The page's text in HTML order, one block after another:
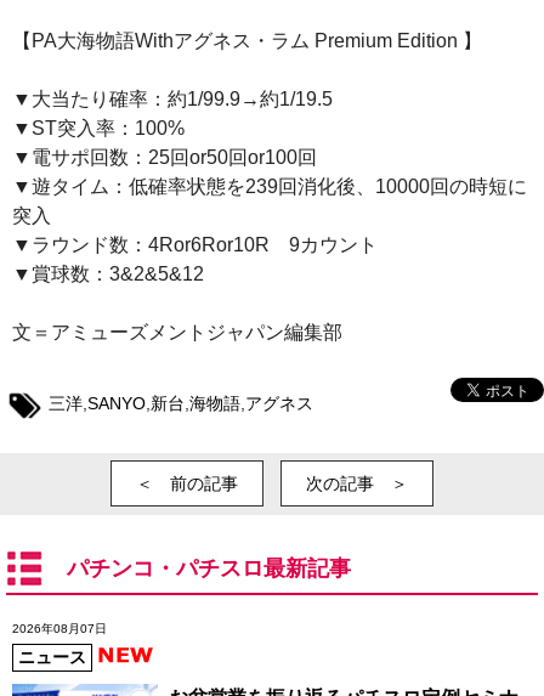
【PA大海物語Withアグネス・ラム Premium Edition 】
▼大当たり確率：約1/99.9→約1/19.5
▼ST突入率：100%
▼電サポ回数：25回or50回or100回
▼遊タイム：低確率状態を239回消化後、10000回の時短に
突入
▼ラウンド数：4Ror6Ror10R 9カウント
▼賞球数：3&2&5&12
文＝アミューズメントジャパン編集部
三洋 SANYO 新台 海物語 アグネス
＜ 前の記事 次の記事 ＞
パチンコ・パチスロ最新記事
2026年08月07日
ニュース